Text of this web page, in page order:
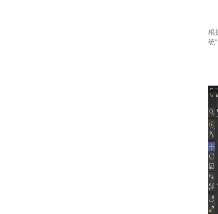
根
统